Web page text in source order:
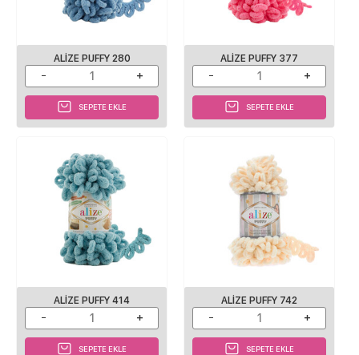
ALIZE PUFFY 280
SEPETE EKLE
ALIZE PUFFY 377
SEPETE EKLE
ALIZE PUFFY 414
SEPETE EKLE
ALIZE PUFFY 742
SEPETE EKLE